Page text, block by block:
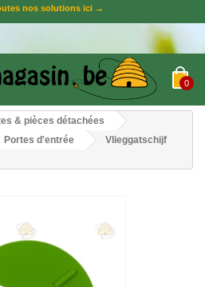
nos solutions ici →
0
& pièces détachées
Portes d'entrée
Vlieggatschijf